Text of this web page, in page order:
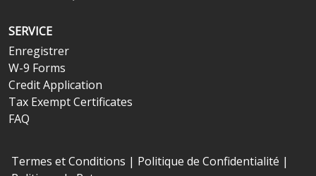
SERVICE
Enregistrer
W-9 Forms
Credit Application
Tax Exempt Certificates
FAQ
Termes et Conditions | Politique de Confidentialité |